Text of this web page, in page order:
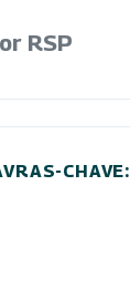
RSP
CHAVE: